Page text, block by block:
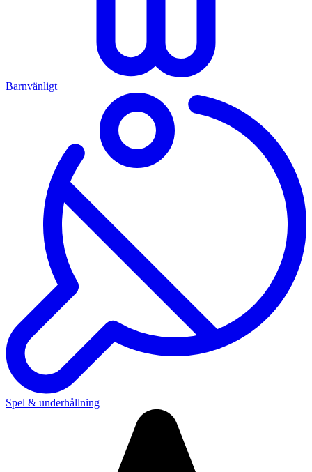
Barnvänligt
Spel & underhållning